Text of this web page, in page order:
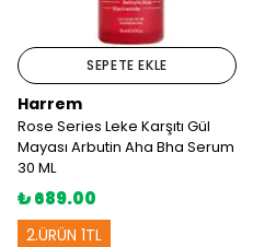
SEPETE EKLE
Harrem
Rose Series Leke Karşıtı Gül
Mayası Arbutin Aha Bha Serum
30 ML
₺ 689.00
2.ÜRÜN 1TL